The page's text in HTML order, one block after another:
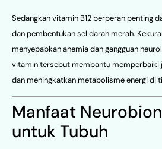
Sedangkan vitamin B12 berperan penting
dan pembentukan sel darah merah.
menyebabkan anemia dan gangguan
vitamin tersebut membantu memperbaiki
dan meningkatkan metabolisme energi di
Manfaat
untuk Tubuh